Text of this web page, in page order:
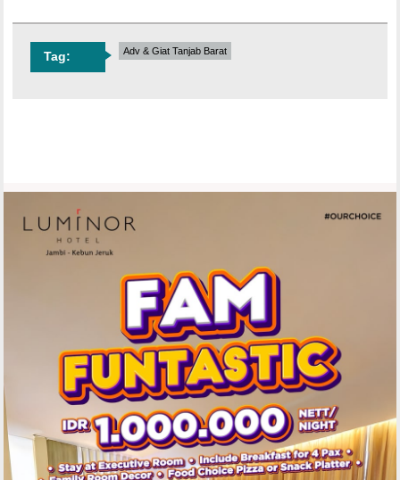
Tag: Adv & Giat Tanjab Barat